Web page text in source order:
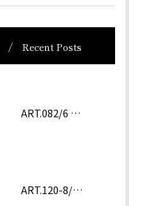
Recent Posts
ART.082/6 prc
ART.120-8/62 ROSA